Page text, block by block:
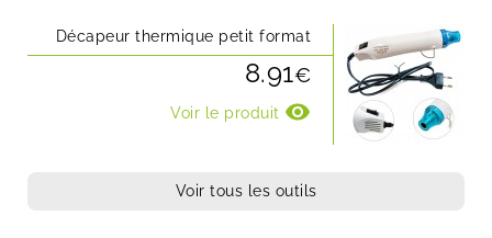
Décapeur thermique petit format
8.91€
Voir le produit visibility
Voir tous les outils